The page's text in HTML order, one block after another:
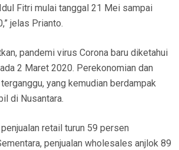
Fitri mulai tanggal 21 Mei sampai
jelas Prianto.
pandemi virus Corona baru diketahui
2 Maret 2020. Perekonomian dan
yang kemudian berdampak
di Nusantara.
penjualan retail turun 59 persen
penjualan wholesales anjlok 89